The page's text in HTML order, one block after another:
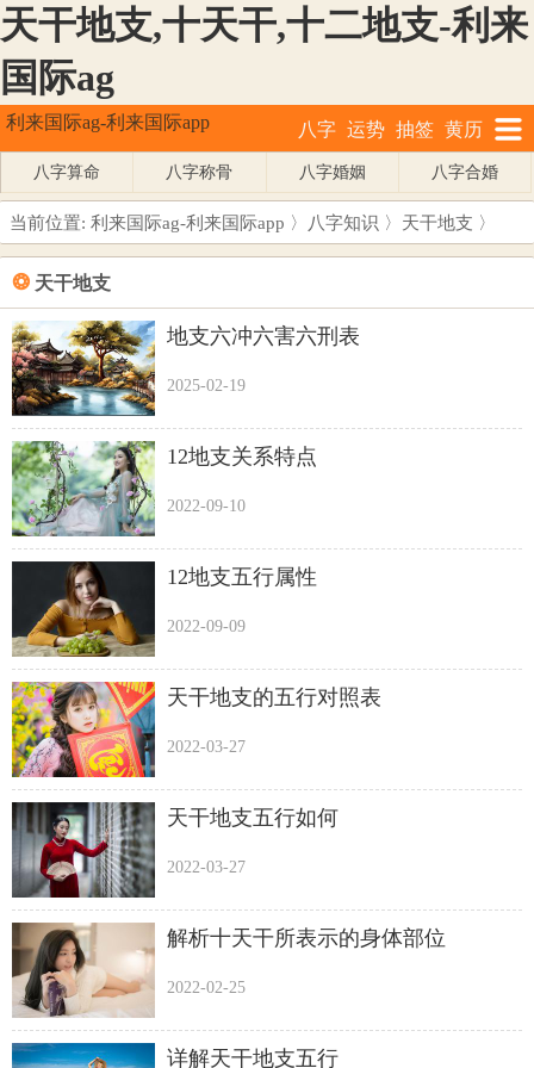
天干地支,十天干,十二地支-利来
国际ag
利来国际ag-利来国际app 八字 运势 抽签 黄历
八字算命 八字称骨 八字婚姻 八字合婚
当前位置: 利来国际ag-利来国际app 〉 八字知识 〉 天干地支 〉
❂ 天干地支
地支六冲六害六刑表
2025-02-19
12地支关系特点
2022-09-10
12地支五行属性
2022-09-09
天干地支的五行对照表
2022-03-27
天干地支五行如何
2022-03-27
解析十天干所表示的身体部位
2022-02-25
详解天干地支五行